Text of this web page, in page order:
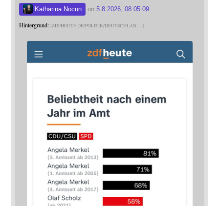
Katharina Nocun on 5.8.2026, 08:05:09
Hintergrund: ZDFHEUTE.DE/POLITIK/DEUTSCHLAN